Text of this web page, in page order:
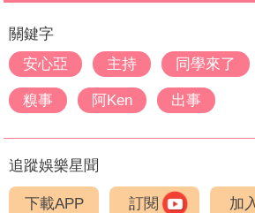
關鍵字
安心亞
主持 同學來了
糗事 阿Ken 出事
追蹤娛樂星聞
下載APP 訂閱 加入